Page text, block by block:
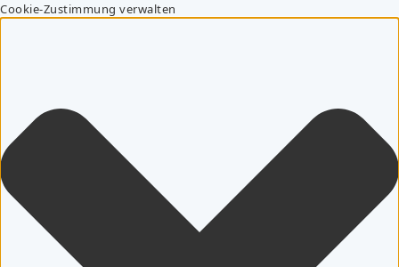
Cookie-Zustimmung verwalten